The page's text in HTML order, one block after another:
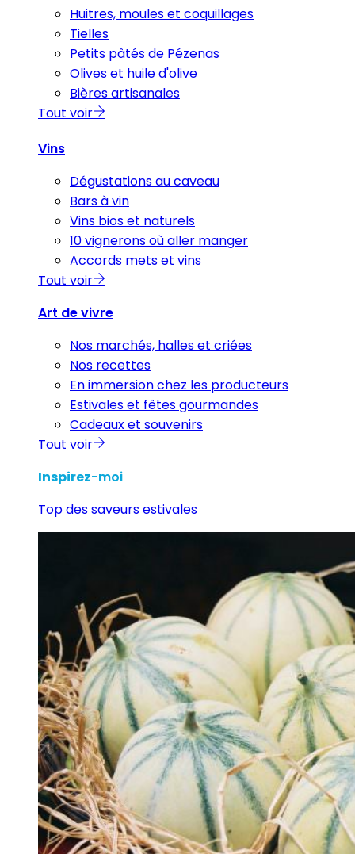
Huitres, moules et coquillages
Tielles
Petits pâtés de Pézenas
Olives et huile d'olive
Bières artisanales
Tout voir
Vins
Dégustations au caveau
Bars à vin
Vins bios et naturels
10 vignerons où aller manger
Accords mets et vins
Tout voir
Art de vivre
Nos marchés, halles et criées
Nos recettes
En immersion chez les producteurs
Estivales et fêtes gourmandes
Cadeaux et souvenirs
Tout voir
Inspirez-moi
Top des saveurs estivales